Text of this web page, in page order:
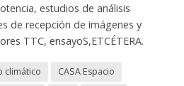
estudios de análisis
de recepción de imágenes y
TTC, ensayoS,ETCÉTERA.
climático
CASA Espacio